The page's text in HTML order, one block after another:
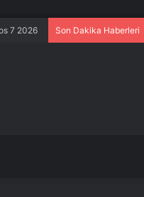
7 2026 Son Dakika Haberleri